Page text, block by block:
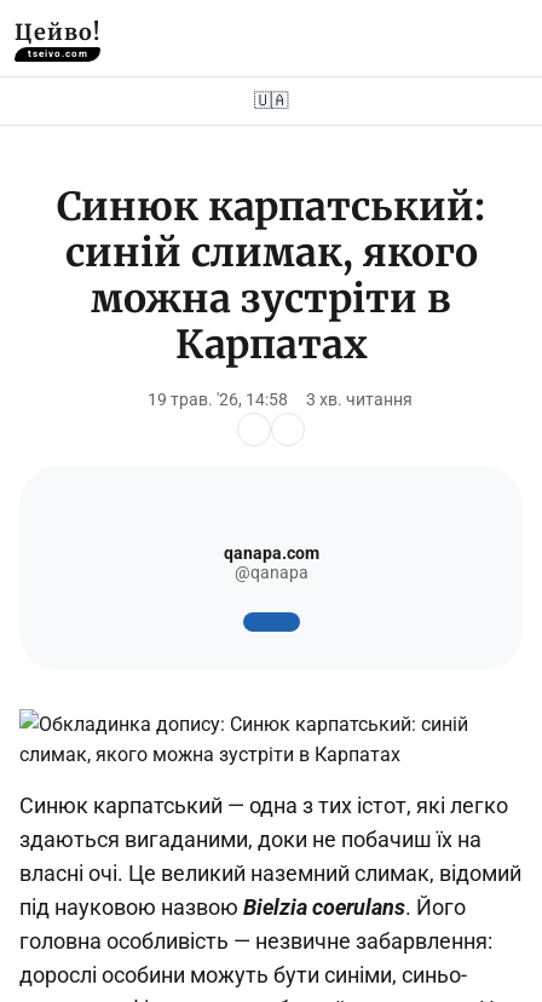
Цейво!
tseivo.com
🇺🇦
Синюк карпатський:
синій слимак, якого
можна зустріти в
Карпатах
19 трав. '26, 14:58 3 хв. читання
qanapa.com
@qanapa
Синюк карпатський — одна з тих істот, які легко
здаються вигаданими, доки не побачиш їх на
власні очі. Це великий наземний слимак, відомий
під науковою назвою Bielzia coerulans. Його
головна особливість — незвичне забарвлення:
дорослі особини можуть бути синіми, синьо-